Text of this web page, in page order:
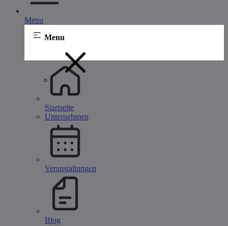
Menu
Menu
Startseite
Unternehmen
Veranstaltungen
Blog